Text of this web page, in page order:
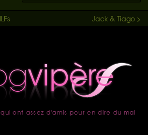
Jack & Tiago >
ont assez d'amis pour en dire du mal